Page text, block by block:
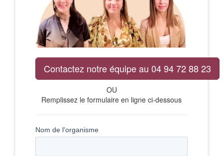
Contactez notre équipe au 04 94 72 88 23
OU
Remplissez le formulaire en ligne ci-dessous